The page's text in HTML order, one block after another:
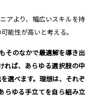
アより、幅広いスキルを持
能性が高いと考える。
そのなかで最適解を導き出
れば、あらゆる選択肢の中
選べます。理想は、それぞ
らゆる手立てを自ら組み立